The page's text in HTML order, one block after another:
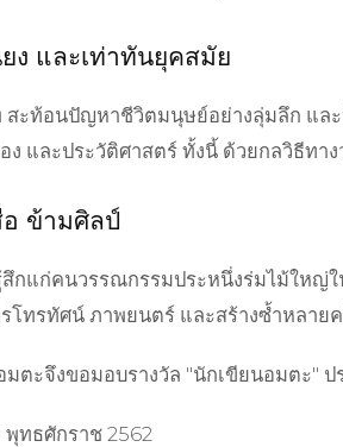
ง และเท่าทันยุคสมัย
ะท้อนปัญหาชีวิตมนุษย์อย่างลุ่มลึก แล
ง และประวัติศาสตร์ ทั้งนี้ ด้วยกลวิธีท
ข้ามศิลป์
กแก่คนวรรณกรรมประหนึ่งร่มไม้ใหญ่
โทรทัศน์ ภาพยนตร์ และสร้างซ้ำหลาย
ตะจึงขอมอบรางวัล "นักเขียนอมตะ" ป
ทธศักราช 2562